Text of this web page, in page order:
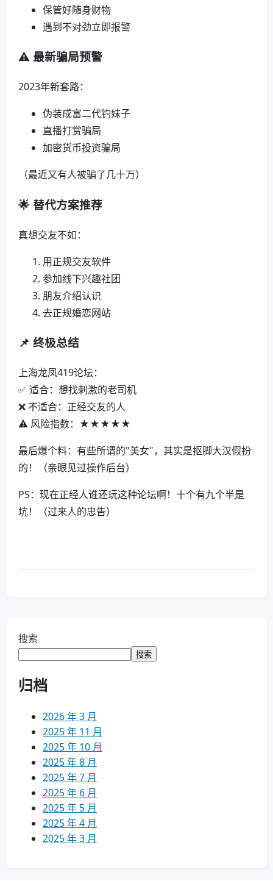
保管好随身财物
遇到不对劲立即报警
⚠️ 最新骗局预警
2023年新套路：
伪装成富二代钓妹子
直播打赏骗局
加密货币投资骗局
（最近又有人被骗了几十万）
🌟 替代方案推荐
真想交友不如：
用正规交友软件
参加线下兴趣社团
朋友介绍认识
去正规婚恋网站
📌 终极总结
上海龙凤419论坛：
✅ 适合：想找刺激的老司机
❌ 不适合：正经交友的人
⚠️ 风险指数：★★★★★
最后爆个料：有些所谓的"美女"，其实是抠脚大汉假扮
的！（亲眼见过操作后台）
PS：现在正经人谁还玩这种论坛啊！十个有九个半是
坑！（过来人的忠告）
搜索
搜索
归档
2026 年 3 月
2025 年 11 月
2025 年 10 月
2025 年 8 月
2025 年 7 月
2025 年 6 月
2025 年 5 月
2025 年 4 月
2025 年 3 月